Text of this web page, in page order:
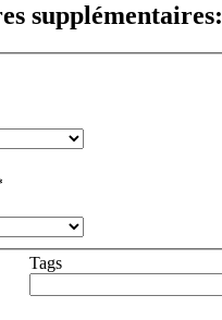
supplémentaires:
Tags